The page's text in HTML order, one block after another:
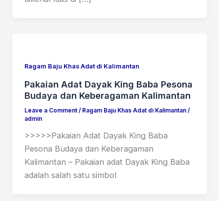
Ragam Baju Khas Adat di Kalimantan
Pakaian Adat Dayak King Baba Pesona
Budaya dan Keberagaman Kalimantan
Leave a Comment / Ragam Baju Khas Adat di Kalimantan/
admin
>>>>>Pakaian Adat Dayak King Baba
Pesona Budaya dan Keberagaman
Kalimantan – Pakaian adat Dayak King Baba
adalah salah satu simbol